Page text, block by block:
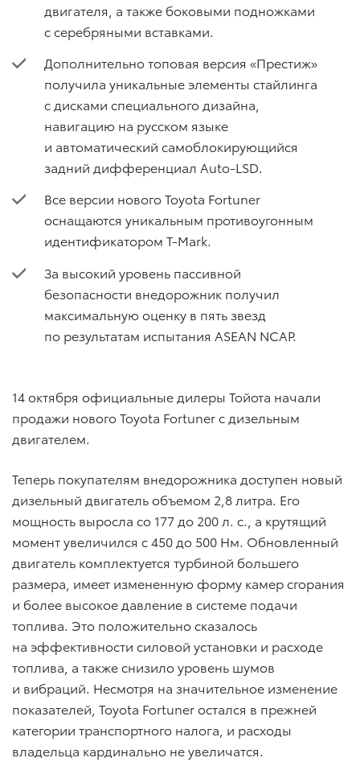
двигателя, а также боковыми подножками
с серебряными вставками.
Дополнительно топовая версия «Престиж»
получила уникальные элементы стайлинга
с дисками специального дизайна,
навигацию на русском языке
и автоматический самоблокирующийся
задний дифференциал Auto-LSD.
Все версии нового Toyota Fortuner
оснащаются уникальным противоугонным
идентификатором T-Mark.
За высокий уровень пассивной
безопасности внедорожник получил
максимальную оценку в пять звезд
по результатам испытания ASEAN NCAP.
14 октября официальные дилеры Тойота начали
продажи нового Toyota Fortuner с дизельным
двигателем.
Теперь покупателям внедорожника доступен новый
дизельный двигатель объемом 2,8 литра. Его
мощность выросла со 177 до 200 л. с., а крутящий
момент увеличился с 450 до 500 Нм. Обновленный
двигатель комплектуется турбиной большего
размера, имеет измененную форму камер сгорания
и более высокое давление в системе подачи
топлива. Это положительно сказалось
на эффективности силовой установки и расходе
топлива, а также снизило уровень шумов
и вибраций. Несмотря на значительное изменение
показателей, Toyota Fortuner остался в прежней
категории транспортного налога, и расходы
владельца кардинально не увеличатся.